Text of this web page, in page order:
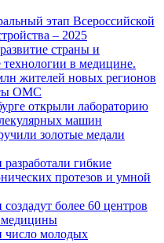
этап Всероссийской
– 2025
страны и
в медицине.
жителей новых регионов
ОМС
открыли лабораторию
машин
золотые медали
гибкие
протезов и умной
более 60 центров
молодых